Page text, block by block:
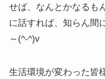
せば、なんとかなるも
に話すれば、知らん間
～(^-^)v
生活環境が変わった皆